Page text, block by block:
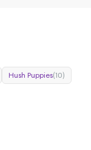
Hush Puppies(10)